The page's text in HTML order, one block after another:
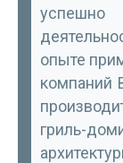
опыте
компаний
гриль-